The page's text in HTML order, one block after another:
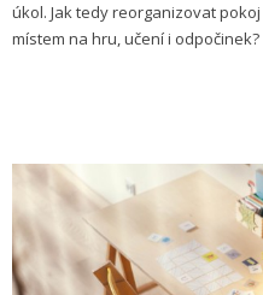
úkol. Jak tedy reorganizovat
místem na hru, učení i odpočinek?